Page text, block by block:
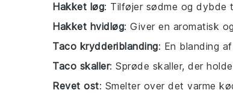
Hakket løg: Tilføjer sødme og dybde
Hakket hvidløg: Giver en aromatisk
Taco krydderiblanding: En blanding
Taco skaller: Sprøde skaller, der
Revet ost: Smelter over det varme